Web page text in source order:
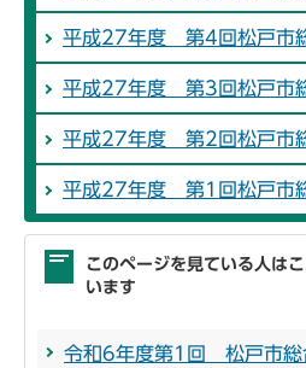
平成27年度 第4回松戸市
平成27年度 第3回松戸市
平成27年度 第2回松戸市
平成27年度 第1回松戸市
このページを見ている人は
います
令和6年度第1回 松戸市総